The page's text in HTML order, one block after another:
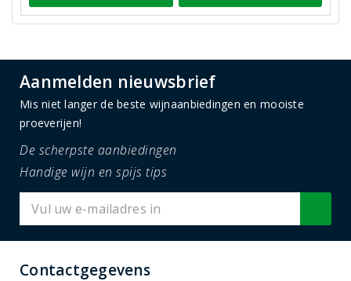
Aanmelden nieuwsbrief
Mis niet langer de beste wijnaanbiedingen en mooiste
proeverijen!
De scherpste aanbiedingen
Handige wijn en spijs tips
Contactgegevens